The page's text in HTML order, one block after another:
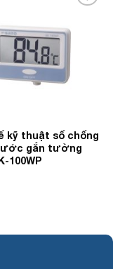
kỹ thuật số chống
gắn tường
100WP